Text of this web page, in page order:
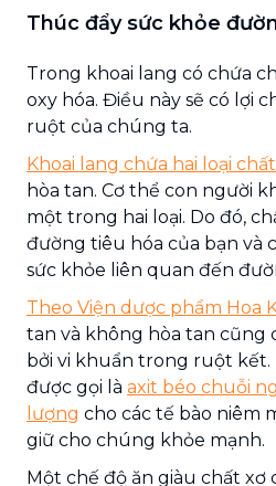
Thúc đẩy sức khỏe
Trong khoai lang có chứa
oxy hóa. Điều này sẽ có lợi
ruột của chúng ta.
Khoai lang chứa hai loại
hòa tan. Cơ thể con người
một trong hai loại. Do đó,
đường tiêu hóa của bạn và
sức khỏe liên quan đến
Theo Viện dược phẩm Hoa
tan và không hòa tan cũng
bởi vi khuẩn trong ruột kết.
được gọi là axit béo chuỗi
lượng cho các tế bào niêm
giữ cho chúng khỏe mạnh.
Một chế độ ăn giàu chất xơ